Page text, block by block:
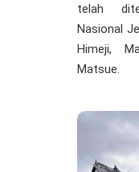
telah
Nasional
Himeji,
Matsue.